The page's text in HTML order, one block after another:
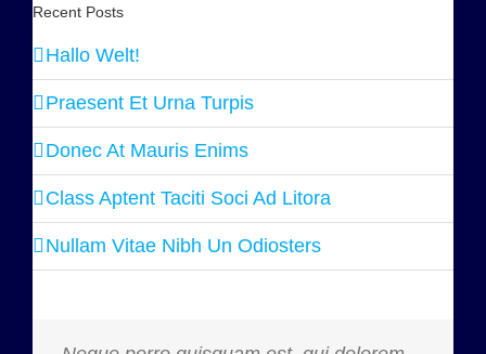
Recent Posts
Hallo Welt!
Praesent Et Urna Turpis
Donec At Mauris Enims
Class Aptent Taciti Soci Ad Litora
Nullam Vitae Nibh Un Odiosters